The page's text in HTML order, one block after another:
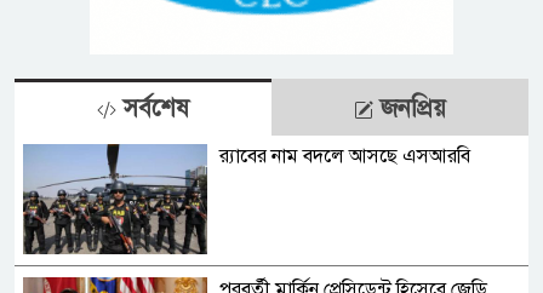
সর্বশেষ জনপ্রিয়
র‍্যাবের নাম বদলে আসছে এসআরবি